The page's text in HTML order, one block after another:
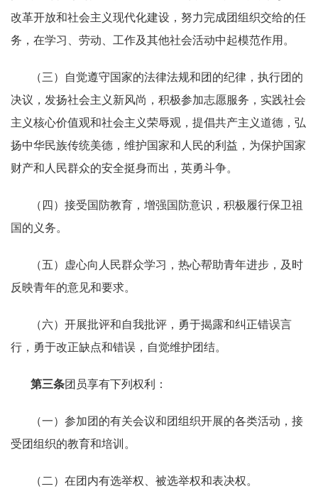
改革开放和社会主义现代化建设，努力完成团组织交给的任
务，在学习、劳动、工作及其他社会活动中起模范作用。
（三）自觉遵守国家的法律法规和团的纪律，执行团的
决议，发扬社会主义新风尚，积极参加志愿服务，实践社会
主义核心价值观和社会主义荣辱观，提倡共产主义道德，弘
扬中华民族传统美德，维护国家和人民的利益，为保护国家
财产和人民群众的安全挺身而出，英勇斗争。
（四）接受国防教育，增强国防意识，积极履行保卫祖
国的义务。
（五）虚心向人民群众学习，热心帮助青年进步，及时
反映青年的意见和要求。
（六）开展批评和自我批评，勇于揭露和纠正错误言
行，勇于改正缺点和错误，自觉维护团结。
第三条团员享有下列权利：
（一）参加团的有关会议和团组织开展的各类活动，接
受团组织的教育和培训。
（二）在团内有选举权、被选举权和表决权。